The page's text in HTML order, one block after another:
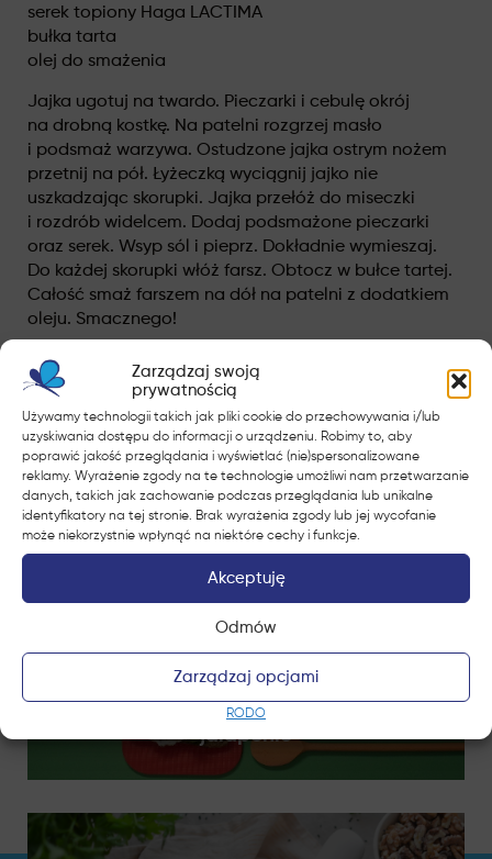
Zarządzaj swoją
prywatnością
Używamy technologii takich jak pliki cookie do przechowywania i/lub
uzyskiwania dostępu do informacji o urządzeniu. Robimy to, aby
poprawić jakość przeglądania i wyświetlać (nie)spersonalizowane
reklamy. Wyrażenie zgody na te technologie umożliwi nam przetwarzanie
danych, takich jak zachowanie podczas przeglądania lub unikalne
identyfikatory na tej stronie. Brak wyrażenia zgody lub jej wycofanie
może niekorzystnie wpłynąć na niektóre cechy i funkcje.
Akceptuję
Odmów
Zarządzaj opcjami
RODO
serek topiony Haga LACTIMA
bułka tarta
olej do smażenia
Jajka ugotuj na twardo. Pieczarki i cebulę okrój
na drobną kostkę. Na patelni rozgrzej masło
i podsmaż warzywa. Ostudzone jajka ostrym nożem
przetnij na pół. Łyżeczką wyciągnij jajko nie
uszkadzając skorupki. Jajka przełóż do miseczki
i rozdrób widelcem. Dodaj podsmażone pieczarki
oraz serek. Wsyp sól i pieprz. Dokładnie wymieszaj.
Do każdej skorupki włóż farsz. Obtocz w bułce tartej.
Całość smaż farszem na dół na patelni z dodatkiem
oleju. Smacznego!
Poznaj inne inspiracje
Grzanki z pastą serową i papryczkami
jalapenio